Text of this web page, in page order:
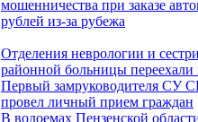
мошенничества при заказе
рублей из-за рубежа
Отделения неврологии и
районной больницы
Первый замруководителя СУ
провел личный прием граждан
В водоемах Пензенской